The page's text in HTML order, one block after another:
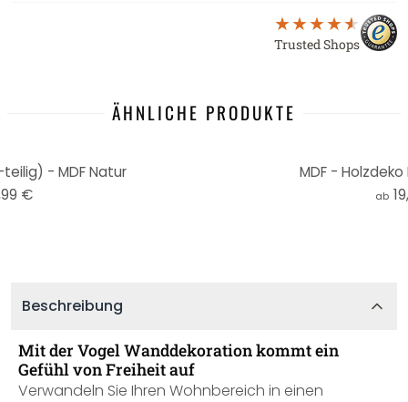
Trusted Shops
ÄHNLICHE PRODUKTE
- MDF Natur
€
MDF -
ab
Beschreibung
Mit der Vogel Wanddekoration kommt ein
Gefühl von Freiheit auf
Verwandeln Sie Ihren Wohnbereich in einen